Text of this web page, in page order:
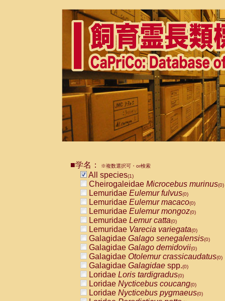
■学名： ※複数選択可・or検索
All species(1)
Cheirogaleidae Microcebus murinus(0)
Lemuridae Eulemur fulvus(0)
Lemuridae Eulemur macaco(0)
Lemuridae Eulemur mongoz(0)
Lemuridae Lemur catta(0)
Lemuridae Varecia variegata(0)
Galagidae Galago senegalensis(0)
Galagidae Galago demidovii(0)
Galagidae Otolemur crassicaudatus(0)
Galagidae Galagidae spp.(0)
Loridae Loris tardigradus(0)
Loridae Nycticebus coucang(0)
Loridae Nycticebus pygmaeus(0)